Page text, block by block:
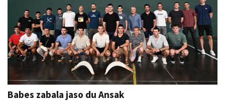
Babes zabala jaso du Ansak